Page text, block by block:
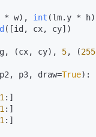
* w), int (lm. y * h)
([id, cx, cy])
(cx, cy), 5, (255
p3, draw=True):
1 :]
1 :]
1 :]